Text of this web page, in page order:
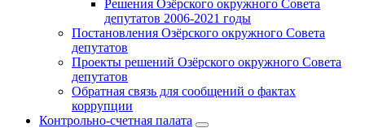
Решения Озёрского окружного Совета
депутатов 2006-2021 годы
Постановления Озёрского окружного Совета
депутатов
Проекты решений Озёрского окружного Совета
депутатов
Обратная связь для сообщений о фактах
коррупции
Контрольно-счетная палата